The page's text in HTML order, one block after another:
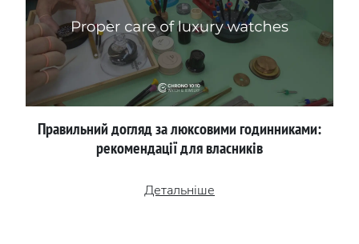
Правильний догляд за люксовими годинниками:
рекомендації для власників
Детальніше